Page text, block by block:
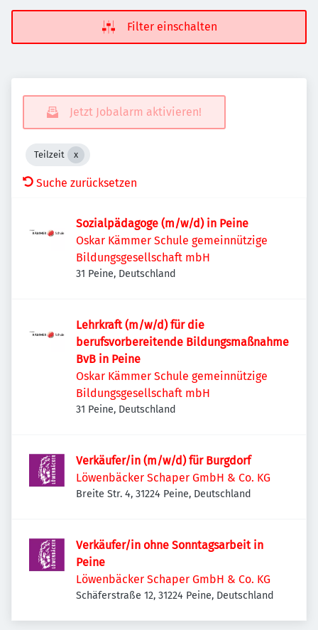
Filter einschalten
Jetzt Jobalarm aktivieren!
Teilzeit
Suche zurücksetzen
Sozialpädagoge (m/w/d) in Peine
Oskar Kämmer Schule gemeinnützige
Bildungsgesellschaft mbH
31 Peine, Deutschland
Lehrkraft (m/w/d) für die
berufsvorbereitende Bildungsmaßnahme
BvB in Peine
Oskar Kämmer Schule gemeinnützige
Bildungsgesellschaft mbH
31 Peine, Deutschland
Verkäufer/in (m/w/d) für Burgdorf
Löwenbäcker Schaper GmbH & Co. KG
Breite Str. 4, 31224 Peine, Deutschland
Verkäufer/in ohne Sonntagsarbeit in
Peine
Löwenbäcker Schaper GmbH & Co. KG
Schäferstraße 12, 31224 Peine, Deutschland